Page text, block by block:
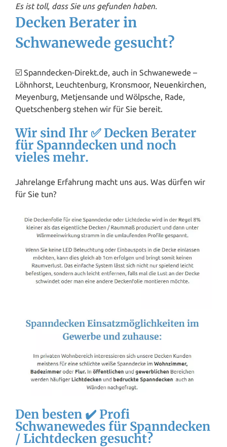
Es ist toll, dass Sie uns gefunden haben.
Decken Berater in
Schwanewede gesucht?
☑️ Spanndecken-Direkt.de, auch in Schwanewede –
Löhnhorst, Leuchtenburg, Kronsmoor, Neuenkirchen
Meyenburg, Metjensande und Wölpsche, Rade,
Quetschenberg stehen wir für Sie bereit.
Wir sind Ihr ✅ Decken Berater
für Spanndecken und noch
vieles mehr.
Jahrelange Erfahrung macht uns aus. Was dürfen wir
für Sie tun?
Den besten ✔️ Profi
Schwanewedes für Spanndecken
/ Lichtdecken gesucht?